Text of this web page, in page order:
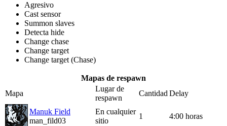
Agresivo
Cast sensor
Summon slaves
Detecta hide
Change chase
Change target
Change target (Chase)
Mapas de respawn
Mapa
Lugar de
respawn
Cantidad Delay
Manuk Field
man_fild03
En cualquier
sitio
1 4:00 horas